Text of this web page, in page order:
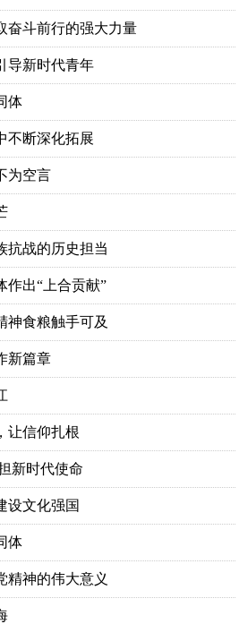
奋斗前行的强大力量
导新时代青年
体
不断深化拓展
为空言
抗战的历史担当
作出“上合贡献”
神食粮触手可及
新篇章
让信仰扎根
新时代使命
设文化强国
体
精神的伟大意义